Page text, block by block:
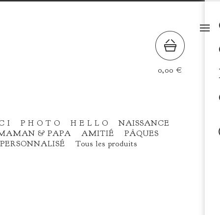
0,00 €
I P H O T O H E L L O
NAISSANCE
& PAPA AMITIÉ
PÂQUES
PERSONNALISÉ Tous les produits